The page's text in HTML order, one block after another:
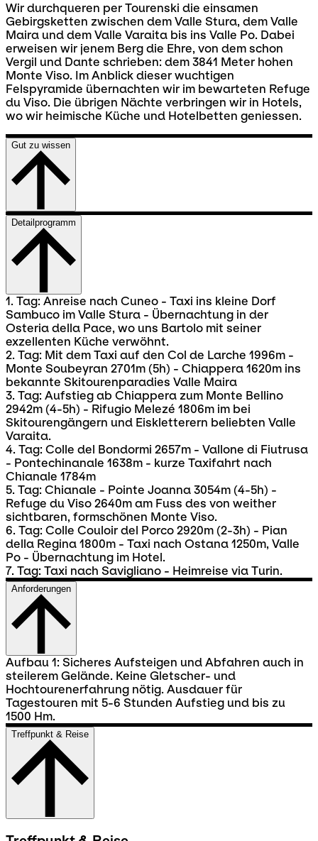
Wir durchqueren per Tourenski die einsamen
Gebirgsketten zwischen dem Valle Stura, dem Valle
Maira und dem Valle Varaita bis ins Valle Po. Dabei
erweisen wir jenem Berg die Ehre, von dem schon
Vergil und Dante schrieben: dem 3841 Meter hohen
Monte Viso. Im Anblick dieser wuchtigen
Felspyramide übernachten wir im bewarteten Refuge
du Viso. Die übrigen Nächte verbringen wir in Hotels,
wo wir heimische Küche und Hotelbetten geniessen.
Gut zu wissen
Detailprogramm
1. Tag: Anreise nach Cuneo - Taxi ins kleine Dorf
Sambuco im Valle Stura - Übernachtung in der
Osteria della Pace, wo uns Bartolo mit seiner
exzellenten Küche verwöhnt.
2. Tag: Mit dem Taxi auf den Col de Larche 1996m -
Monte Soubeyran 2701m (5h) - Chiappera 1620m ins
bekannte Skitourenparadies Valle Maira
3. Tag: Aufstieg ab Chiappera zum Monte Bellino
2942m (4-5h) - Rifugio Melezé 1806m im bei
Skitourengängern und Eiskletterern beliebten Valle
Varaita.
4. Tag: Colle del Bondormi 2657m - Vallone di Fiutrusa
- Pontechinanale 1638m - kurze Taxifahrt nach
Chianale 1784m
5. Tag: Chianale - Pointe Joanna 3054m (4-5h) -
Refuge du Viso 2640m am Fuss des von weither
sichtbaren, formschönen Monte Viso.
6. Tag: Colle Couloir del Porco 2920m (2-3h) - Pian
della Regina 1800m - Taxi nach Ostana 1250m, Valle
Po - Übernachtung im Hotel.
7. Tag: Taxi nach Savigliano - Heimreise via Turin.
Anforderungen
Aufbau 1: Sicheres Aufsteigen und Abfahren auch in
steilerem Gelände. Keine Gletscher- und
Hochtourenerfahrung nötig. Ausdauer für
Tagestouren mit 5-6 Stunden Aufstieg und bis zu
1500 Hm.
Treffpunkt & Reise